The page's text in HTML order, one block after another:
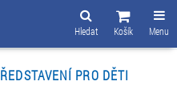
Menu
Košík
Hledat
PRO DĚTI